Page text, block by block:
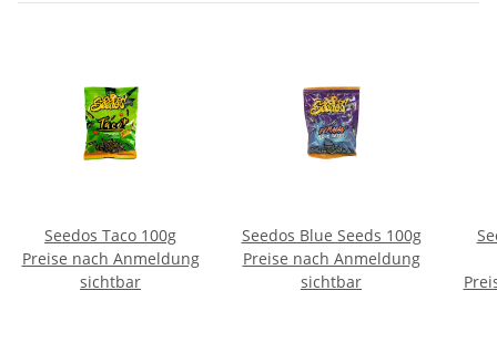
Seedos Taco 100g
Preise nach Anmeldung
sichtbar
Seedos Blue Seeds 100g
Preise nach Anmeldung
sichtbar